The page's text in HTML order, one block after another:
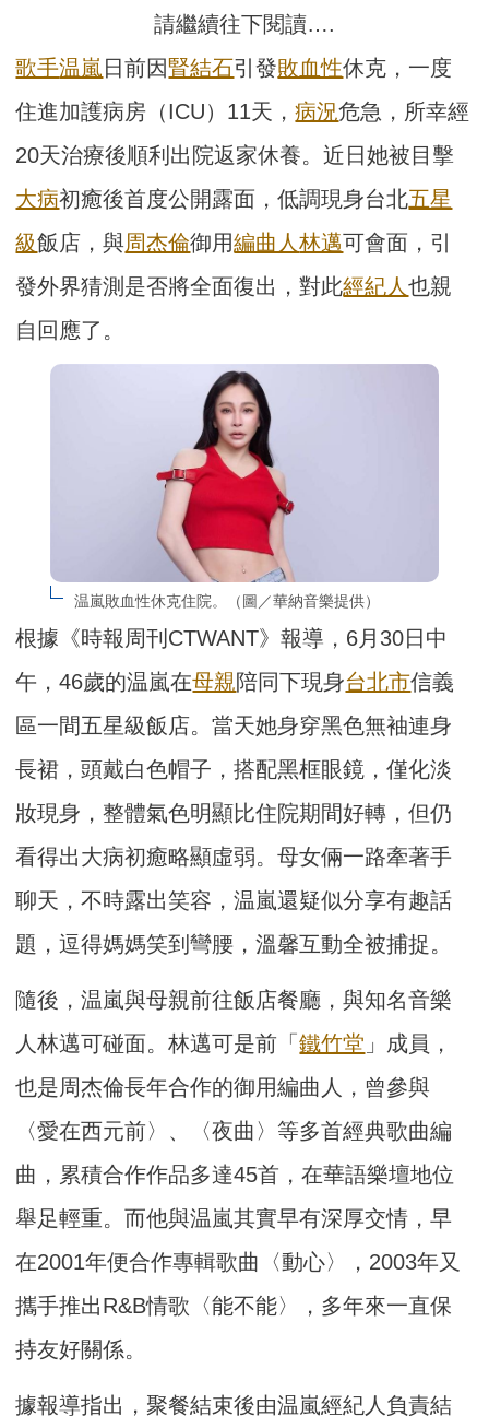
請繼續往下閱讀….
歌手温嵐 日前因腎結石引發敗血性休克，一度
住進加護病房（ICU）11天，病況危急，所幸經
20天治療後順利出院返家休養。近日她被目擊
大病初癒後首度公開露面，低調現身台北五星
級飯店，與周杰倫御用編曲人林邁可會面，引
發外界猜測是否將全面復出，對此經紀人也親
自回應了。
温嵐敗血性休克住院。（圖／華納音樂提供）
根據《時報周刊CTWANT》報導，6月30日中
午，46歲的温嵐在母親陪同下現身台北市信義
區一間五星級飯店。當天她身穿黑色無袖連身
長裙，頭戴白色帽子，搭配黑框眼鏡，僅化淡
妝現身，整體氣色明顯比住院期間好轉，但仍
看得出大病初癒略顯虛弱。母女倆一路牽著手
聊天，不時露出笑容，温嵐還疑似分享有趣話
題，逗得媽媽笑到彎腰，溫馨互動全被捕捉。
隨後，温嵐與母親前往飯店餐廳，與知名音樂
人林邁可碰面。林邁可是前「鐵竹堂 」成員，
也是周杰倫長年合作的御用編曲人，曾參與
〈愛在西元前〉、〈夜曲〉等多首經典歌曲編
曲，累積合作作品多達45首，在華語樂壇地位
舉足輕重。而他與温嵐其實早有深厚交情，早
在2001年便合作專輯歌曲〈動心〉，2003年又
攜手推出R&B情歌〈能不能〉，多年來一直保
持友好關係。
據報導指出，聚餐結束後由温嵐經紀人負責結